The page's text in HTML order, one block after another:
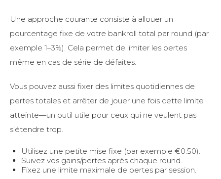
Une approche courante consiste à allouer un
pourcentage fixe de votre bankroll total par round (par
exemple 1–3%). Cela permet de limiter les pertes
même en cas de série de défaites.
Vous pouvez aussi fixer des limites quotidiennes de
pertes totales et arrêter de jouer une fois cette limite
atteinte—un outil utile pour ceux qui ne veulent pas
s’étendre trop.
Utilisez une petite mise fixe (par exemple €0.50).
Suivez vos gains/pertes après chaque round.
Fixez une limite maximale de pertes par session.